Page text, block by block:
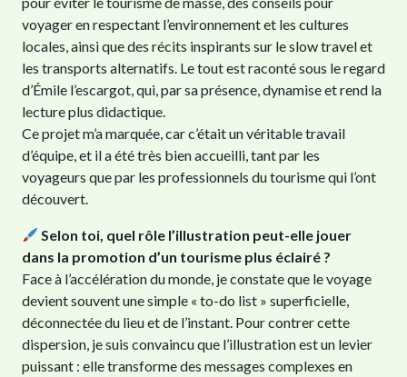
voyager en respectant l’environnement et les cultures
locales, ainsi que des récits inspirants sur le slow travel et
les transports alternatifs. Le tout est raconté sous le regard
d’Émile l’escargot, qui, par sa présence, dynamise et rend la
lecture plus didactique.
Ce projet m’a marquée, car c’était un véritable travail
d’équipe, et il a été très bien accueilli, tant par les
voyageurs que par les professionnels du tourisme qui l’ont
découvert.
Selon toi, quel rôle l’illustration peut-elle jouer
dans la promotion d’un tourisme plus éclairé ?
Face à l’accélération du monde, je constate que le voyage
devient souvent une simple « to-do list » superficielle,
déconnectée du lieu et de l’instant. Pour contrer cette
dispersion, je suis convaincu que l’illustration est un levier
puissant : elle transforme des messages complexes en